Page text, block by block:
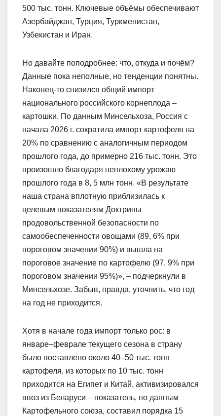
500 тыс. тонн. Ключевые объёмы обеспечивают
Азербайджан, Турция, Туркменистан,
Узбекистан и Иран.
Но давайте поподробнее: что, откуда и почём?
Данные пока неполные, но тенденции понятны.
Наконец-то снизился общий импорт
национального российского корнеплода –
картошки. По данным Минсельхоза, Россия с
начала 2026 г. сократила импорт картофеля на
20% по сравнению с аналогичным периодом
прошлого года, до примерно 216 тыс. тонн. Это
произошло благодаря неплохому урожаю
прошлого года в 8, 5 млн тонн. «В результате
наша страна вплотную приблизилась к
целевым показателям Доктрины
продовольственной безопасности по
самообеспеченности овощами (89, 6% при
пороговом значении 90%) и вышла на
пороговое значение по картофелю (97, 9% при
пороговом значении 95%)», – подчеркнули в
Минсельхозе. Забыв, правда, уточнить, что год
на год не приходится.
Хотя в начале года импорт только рос: в
январе–феврале текущего сезона в страну
было поставлено около 40–50 тыс. тонн
картофеля, из которых по 10 тыс. тонн
приходится на Египет и Китай, активизировался
ввоз из Беларуси – показатель, по данным
Картофельного союза, составил порядка 15